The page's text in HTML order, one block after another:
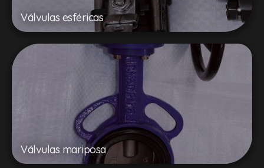
Válvulas esféricas
Válvulas mariposa